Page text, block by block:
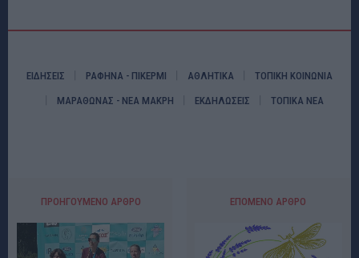
ΕΙΔΗΣΕΙΣ ΡΑΦΗΝΑ - ΠΙΚΕΡΜΙ ΑΘΛΗΤΙΚΑ ΤΟΠΙΚΗ ΚΟΙΝΩΝΙΑ
ΜΑΡΑΘΩΝΑΣ - ΝΕΑ ΜΑΚΡΗ ΕΚΔΗΛΩΣΕΙΣ ΤΟΠΙΚΑ ΝΕΑ
ΠΡΟΗΓΟΎΜΕΝΟ ΆΡΘΡΟ ΕΠΌΜΕΝΟ ΆΡΘΡΟ